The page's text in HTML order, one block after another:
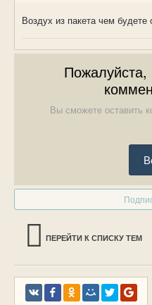
Воздух из пакета чем будете
Пожалуйста,
Вы сможете оставить
ПЕРЕЙТИ К СПИСКУ ТЕМ